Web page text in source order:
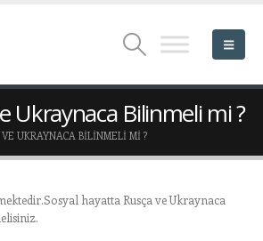
Ukraynaca Bilinmeli mi ?
VE UKRAYNACA BILINMELI MI ?
hayatta Rusça ve Ukraynaca